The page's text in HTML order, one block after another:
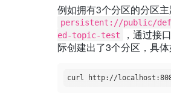
例如拥有3个分区的分区
persistent://public/
ed-topic-test
，通过接
际创建出了3个分区，具